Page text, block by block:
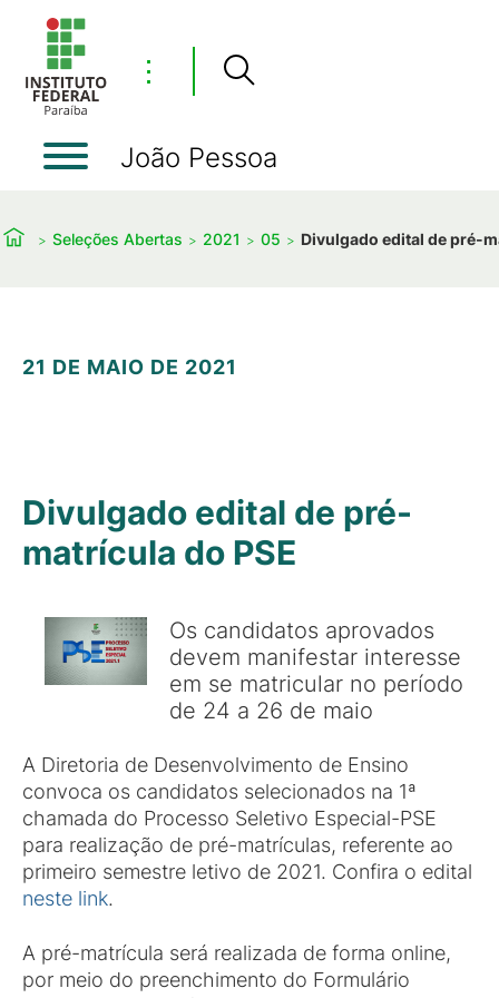
⋮
João Pessoa
Seleções Abertas 2021 05 Divulgado edital de pré-
21 DE MAIO DE 2021
Divulgado edital de pré-
matrícula do PSE
Os candidatos aprovados
devem manifestar interesse
em se matricular no período
de 24 a 26 de maio
A Diretoria de Desenvolvimento de Ensino
convoca os candidatos selecionados na 1ª
chamada do Processo Seletivo Especial-PSE
para realização de pré-matrículas, referente ao
primeiro semestre letivo de 2021. Confira o edital
neste link.
A pré-matrícula será realizada de forma online,
por meio do preenchimento do Formulário